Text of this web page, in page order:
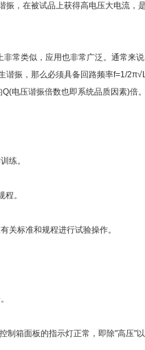
，在被试品上获得高电压大电流，
常类似，应用也非常广泛。通常来
谐振，那么必须具备回路频率f=1/
电压谐振倍数也即系统品质因素)倍。
练。
。
标准和规程进行试验操作。
箱面板的指示灯正常，即除"高压"以